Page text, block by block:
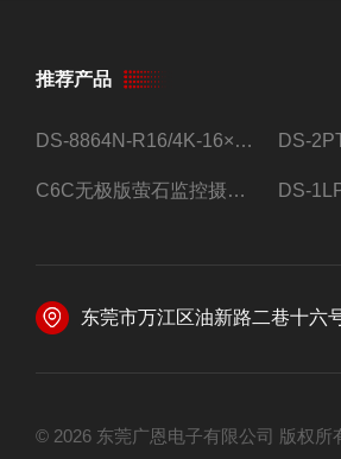
推荐产品
DS-8864N-R16/4K-16×4T/希捷16盘位录像机
C6C无极版萤石监控摄像头
东莞市万江区油新路二巷十六
© 2026 东莞广恩电子有限公司 版权